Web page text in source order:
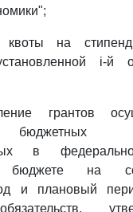
на
i-й
грантов
в
бюджете на
и плановый